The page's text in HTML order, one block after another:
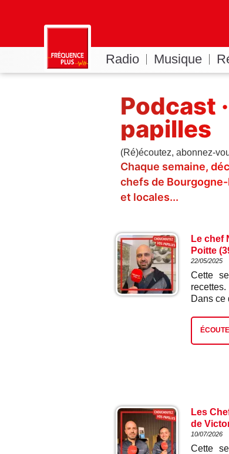
Radio Musique
Podcast
papilles
(Ré)écoutez, abonnez-
Chaque semaine,
chefs de
et locales...
Le chef
Poitte
22/05/2025
Cette
recettes.
Dans ce
Les
de
10/07/2026
Cette